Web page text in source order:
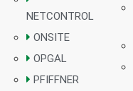
NETCONTROL
ONSITE
OPGAL
PFIFFNER